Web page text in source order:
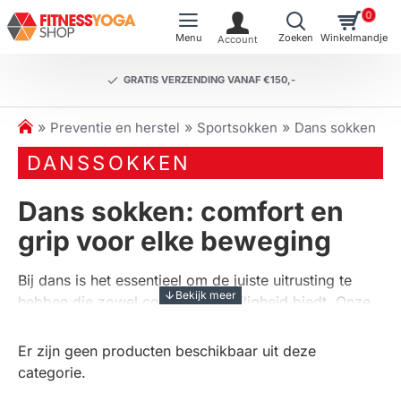
GRATIS VERZENDING VANAF €150,-
0
h
o
m
Preventie en herstel Sportsokken Dans sokken
DANSSOKKEN
Dans sokken: comfort en
grip voor elke beweging
Bij dans is het essentieel om de juiste uitrusting te
hebben die zowel comfort als veiligheid biedt. Onze
grip te verbeteren en het comfort te maximaliseren
tijdens het dansen. Of je nu een beginnende danser
Er zijn geen producten beschikbaar uit deze
categorie.